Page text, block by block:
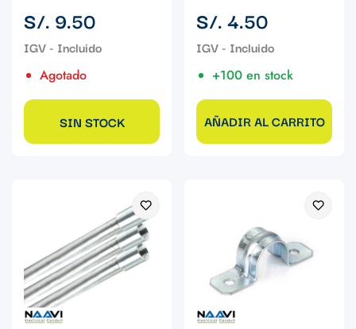
Precio
regular
S/. 9.50
Agotado
SIN STOCK
Precio
regular
S/. 4.50
+100 en stock
AÑADIR AL CARRITO